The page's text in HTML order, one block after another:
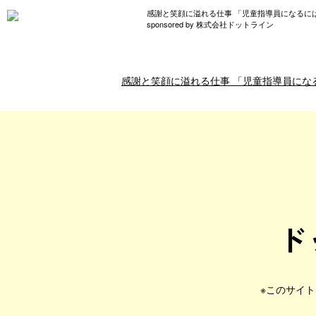
感謝と笑顔に溢れる仕事 「児童指導員になるに
sponsored by 株式会社ドットライン
感謝と笑顔に溢れる仕事 「児童指導員に